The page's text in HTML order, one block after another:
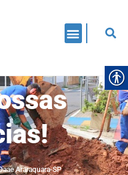
Araraquara-SP